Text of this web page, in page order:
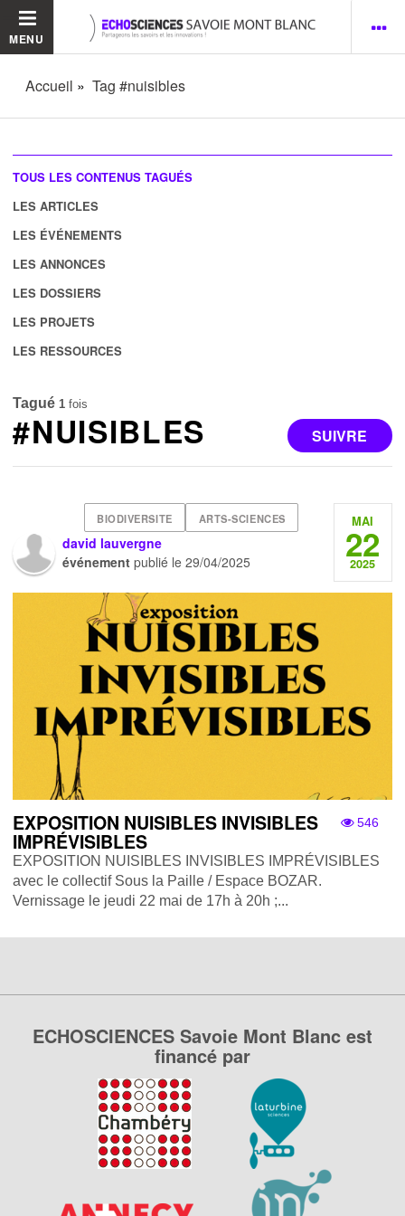
MENU
Accueil Tag #nuisibles
TOUS LES CONTENUS TAGUÉS
LES ARTICLES
LES ÉVÉNEMENTS
LES ANNONCES
LES DOSSIERS
LES PROJETS
LES RESSOURCES
Tagué 1 fois
SUIVRE
#NUISIBLES
BIODIVERSITE ARTS-SCIENCES
david lauvergne
événement publié le29/04/2025
MAI
22
2025
546
EXPOSITION NUISIBLES INVISIBLES
IMPRÉVISIBLES
EXPOSITION NUISIBLES INVISIBLES IMPRÉVISIBLES
avec le collectif Sous la Paille / Espace BOZAR.
Vernissage le jeudi 22 mai de 17h à 20h ;...
ECHOSCIENCES Savoie Mont Blanc est
financé par